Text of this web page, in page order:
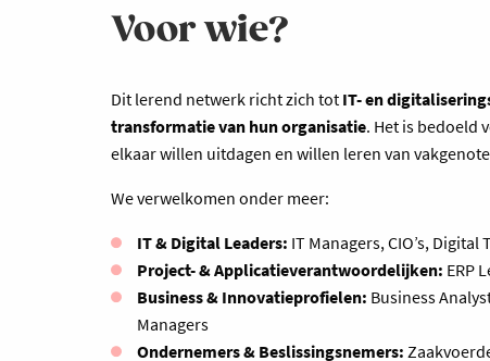
Voor wie?
Dit lerend netwerk richt zich tot IT- en
transformatie van hun organisatie. Het is bedoeld
elkaar willen uitdagen en willen leren van
We verwelkomen onder meer:
IT & Digital Leaders: IT Managers, CIO’s,
Project- & Applicatieverantwoordelijken: ERP
Business & Innovatieprofielen: Business
Managers
Ondernemers & Beslissingsnemers: